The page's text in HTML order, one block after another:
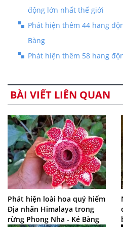
động lớn nhất thế giới
Phát hiện thêm 44 hang
Bàng
Phát hiện thêm 58 hang
BÀI VIẾT LIÊN QUAN
Phát hiện loài hoa quý hiếm
Địa nhãn Himalaya trong
rừng Phong Nha - Kẻ Bàng